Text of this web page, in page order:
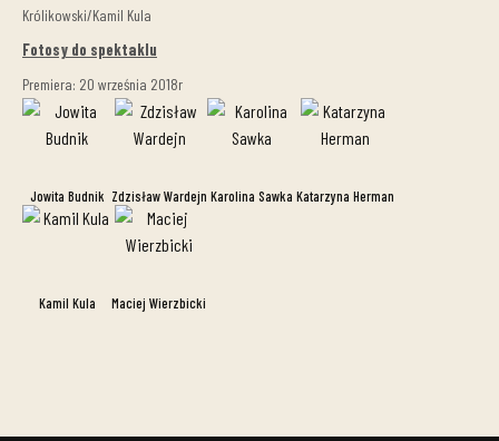
Królikowski/Kamil Kula
Fotosy do spektaklu
Premiera: 20 września 2018r
Jowita Budnik Zdzisław Wardejn Karolina Sawka Katarzyna Herman
Kamil Kula Maciej Wierzbicki